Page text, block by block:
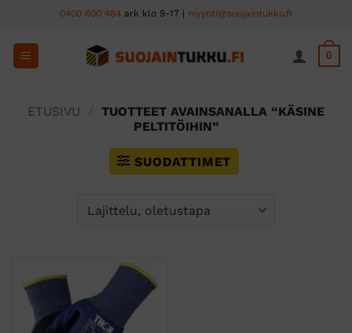
content
0400 600 484 ark klo 9-17 | myynti@suojaintukku.fi
0
ETUSIVU
TUOTTEET AVAINSANALLA “KÄSINE
PELTITÖIHIN”
SUODATTIMET